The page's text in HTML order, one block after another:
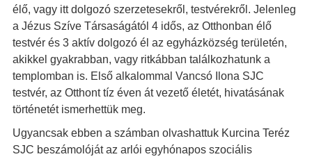
élő, vagy itt dolgozó szerzetesekről, testvérekről. Jelenleg
a Jézus Szíve Társaságától 4 idős, az Otthonban élő
testvér és 3 aktív dolgozó él az egyházközség területén,
akikkel gyakrabban, vagy ritkábban találkozhatunk a
templomban is. Első alkalommal Vancsó Ilona SJC
testvér, az Otthont tíz éven át vezető életét, hivatásának
történetét ismerhettük meg.
Ugyancsak ebben a számban olvashattuk Kurcina Teréz
SJC beszámolóját az arlói egyhónapos szociális